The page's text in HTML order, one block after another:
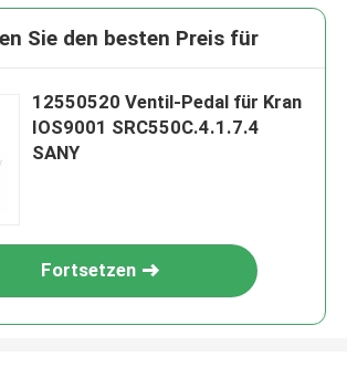
Sie den besten Preis für
12550520 Ventil-Pedal für Kran
IOS9001 SRC550C.4.1.7.4
SANY
Fortsetzen